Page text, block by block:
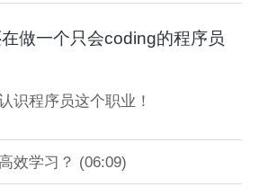
做一个只会coding的程序员
识程序员这个职业！
效学习？ (06:09)